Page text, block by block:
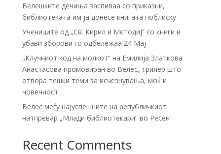
Велешките дечиња заспиваа со приказни,
библиотеката им ја донесе книгата поблиску
Учениците од „Св. Кирил и Методиј“ со книги и
убави зборови го одбележаа 24 Мај
„Клучниот код на молкот“ на Емилија Златкова
Анастасова промовиран во Велес, трилер што
отвора тешки теми за исчезнувања, моќ и
човечност
Велес меѓу најуспешните на републичкиот
натпревар „Млади библиотекари“ во Ресен
Recent Comments